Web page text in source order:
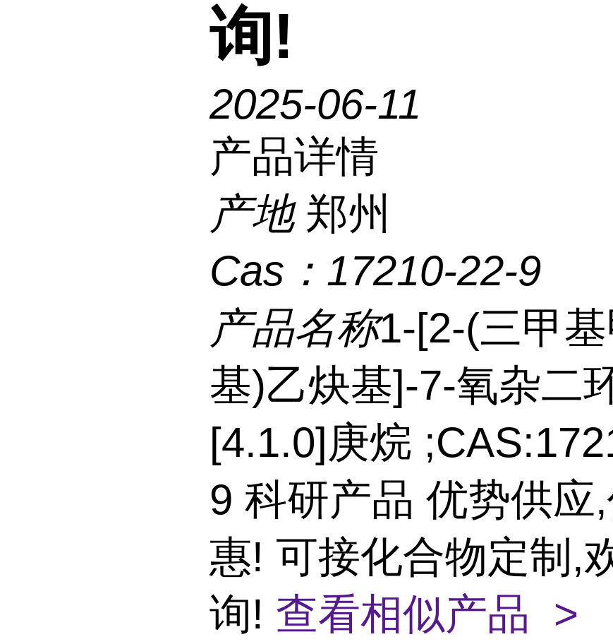
询!
2025-06-11
产品详情
产地 郑州
Cas： 17210-22-9
产品名称1-[2-(三甲
基)乙炔基]-7-氧杂二
[4.1.0]庚烷
9 科研产品 优势供应
惠! 可接化合物定制,
询! 查看相似产品 >